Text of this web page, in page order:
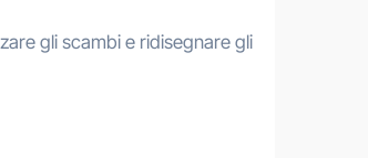
gli scambi e ridisegnare gli